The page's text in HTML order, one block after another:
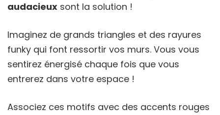
audacieux sont la solution !
Imaginez de grands triangles et des rayures
funky qui font ressortir vos murs. Vous vous
sentirez énergisé chaque fois que vous
entrerez dans votre espace !
Associez ces motifs avec des accents rouges